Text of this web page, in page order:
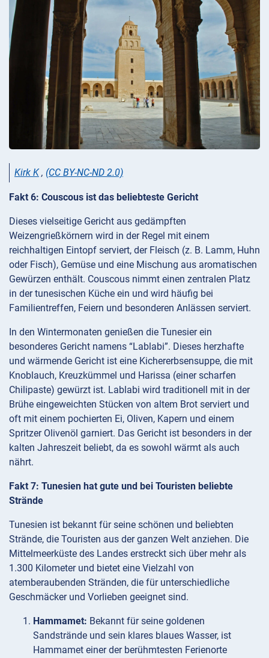
Kirk K, (CC BY-NC-ND 2.0)
Fakt 6: Couscous ist das beliebteste Gericht
Dieses vielseitige Gericht aus gedämpften
Weizengrießkörnern wird in der Regel mit einem
reichhaltigen Eintopf serviert, der Fleisch (z. B. Lamm, Huhn
oder Fisch), Gemüse und eine Mischung aus aromatischen
Gewürzen enthält. Couscous nimmt einen zentralen Platz
in der tunesischen Küche ein und wird häufig bei
Familientreffen, Feiern und besonderen Anlässen serviert.
In den Wintermonaten genießen die Tunesier ein
besonderes Gericht namens “Lablabi”. Dieses herzhafte
und wärmende Gericht ist eine Kichererbsensuppe, die mit
Knoblauch, Kreuzkümmel und Harissa (einer scharfen
Chilipaste) gewürzt ist. Lablabi wird traditionell mit in der
Brühe eingeweichten Stücken von altem Brot serviert und
oft mit einem pochierten Ei, Oliven, Kapern und einem
Spritzer Olivenöl garniert. Das Gericht ist besonders in der
kalten Jahreszeit beliebt, da es sowohl wärmt als auch
nährt.
Fakt 7: Tunesien hat gute und bei Touristen beliebte
Strände
Tunesien ist bekannt für seine schönen und beliebten
Strände, die Touristen aus der ganzen Welt anziehen. Die
Mittelmeerküste des Landes erstreckt sich über mehr als
1.300 Kilometer und bietet eine Vielzahl von
atemberaubenden Stränden, die für unterschiedliche
Geschmäcker und Vorlieben geeignet sind.
Hammamet: Bekannt für seine goldenen
Sandstrände und sein klares blaues Wasser, ist
Hammamet einer der berühmtesten Ferienorte